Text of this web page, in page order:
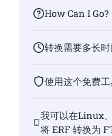
How Can I Go?
转换需要多长时
使用这个免费
我可以在Linux
将 ERF 转换为